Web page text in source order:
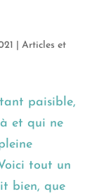
Articles et
paisible,
et qui ne
tout un
bien, que